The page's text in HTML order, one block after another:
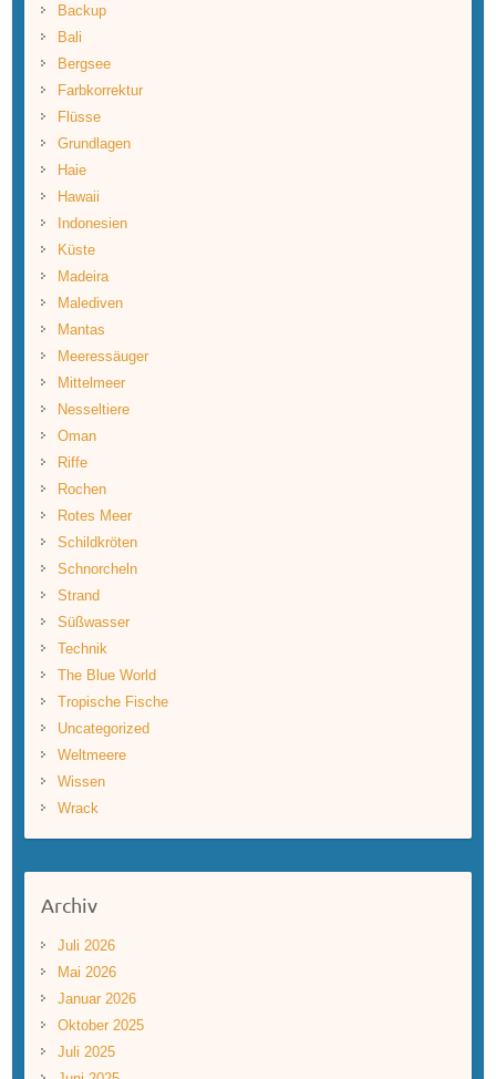
Backup
Bali
Bergsee
Farbkorrektur
Flüsse
Grundlagen
Haie
Hawaii
Indonesien
Küste
Madeira
Malediven
Mantas
Meeressäuger
Mittelmeer
Nesseltiere
Oman
Riffe
Rochen
Rotes Meer
Schildkröten
Schnorcheln
Strand
Süßwasser
Technik
The Blue World
Tropische Fische
Uncategorized
Weltmeere
Wissen
Wrack
Archiv
Juli 2026
Mai 2026
Januar 2026
Oktober 2025
Juli 2025